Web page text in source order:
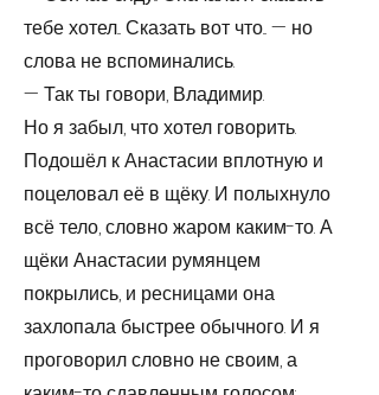
тебе хотел... Сказать вот что... — но
слова не вспоминались.
— Так ты говори, Владимир.
Но я забыл, что хотел говорить.
Подошёл к Анастасии вплотную и
поцеловал её в щёку. И полыхнуло
всё тело, словно жаром каким-то. А
щёки Анастасии румянцем
покрылись, и ресницами она
захлопала быстрее обычного. И я
проговорил словно не своим, а